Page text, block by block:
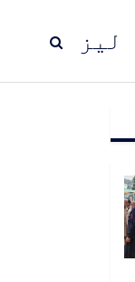
ليز